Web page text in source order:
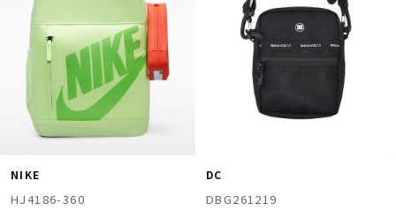
NIKE
HJ4186-360
DC
DBG261219